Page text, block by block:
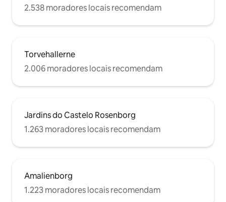
2.538 moradores locais recomendam
Torvehallerne
2.006 moradores locais recomendam
Jardins do Castelo Rosenborg
1.263 moradores locais recomendam
Amalienborg
1.223 moradores locais recomendam